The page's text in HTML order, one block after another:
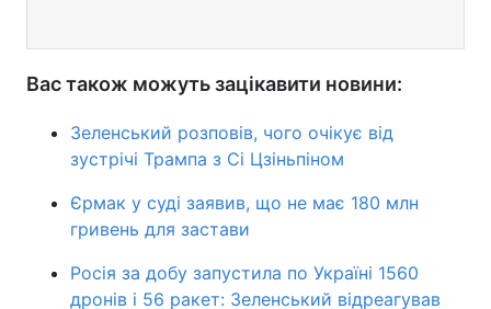
Вас також можуть зацікавити новини:
Зеленський розповів, чого очікує від
зустрічі Трампа з Сі Цзіньпіном
Єрмак у суді заявив, що не має 180 млн
гривень для застави
Росія за добу запустила по Україні 1560
дронів і 56 ракет: Зеленський відреагував